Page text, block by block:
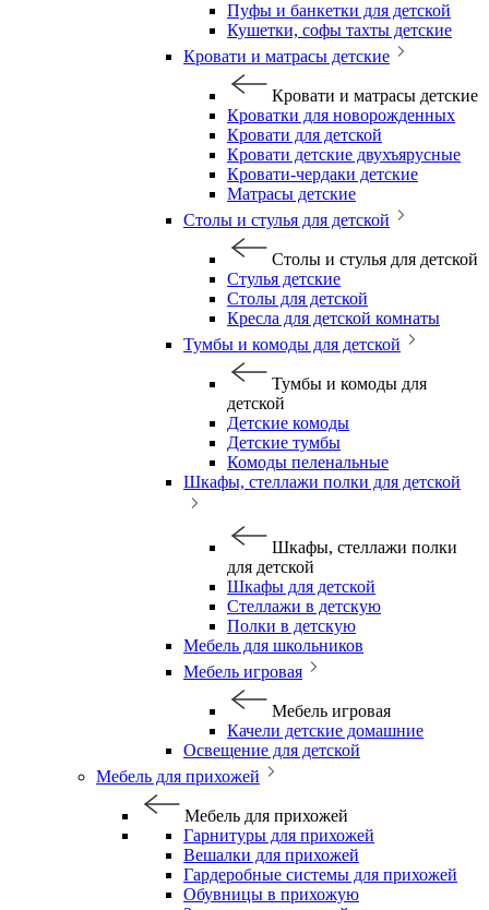
Пуфы и банкетки для детской
Кушетки, софы тахты детские
Кровати и матрасы детские
Кровати и матрасы детские
Кроватки для новорожденных
Кровати для детской
Кровати детские двухъярусные
Кровати-чердаки детские
Матрасы детские
Столы и стулья для детской
Столы и стулья для детской
Стулья детские
Столы для детской
Кресла для детской комнаты
Тумбы и комоды для детской
Тумбы и комоды для
детской
Детские комоды
Детские тумбы
Комоды пеленальные
Шкафы, стеллажи полки для детской
Шкафы, стеллажи полки
для детской
Шкафы для детской
Стеллажи в детскую
Полки в детскую
Мебель для школьников
Мебель игровая
Мебель игровая
Качели детские домашние
Освещение для детской
Мебель для прихожей
Мебель для прихожей
Гарнитуры для прихожей
Вешалки для прихожей
Гардеробные системы для прихожей
Обувницы в прихожую